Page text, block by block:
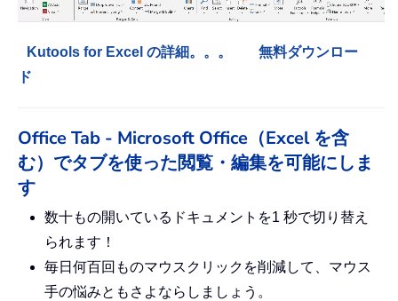
Kutools for Excel の詳細。。。
無料ダウンロー
ド
Office Tab - Microsoft Office（Excel を含
む）でタブを使った閲覧・編集を可能にしま
す
数十もの開いているドキュメントを1 秒で切り替え
られます！
毎日何百回ものマウスクリックを削減して、マウス
手の悩みともさよならしましょう。